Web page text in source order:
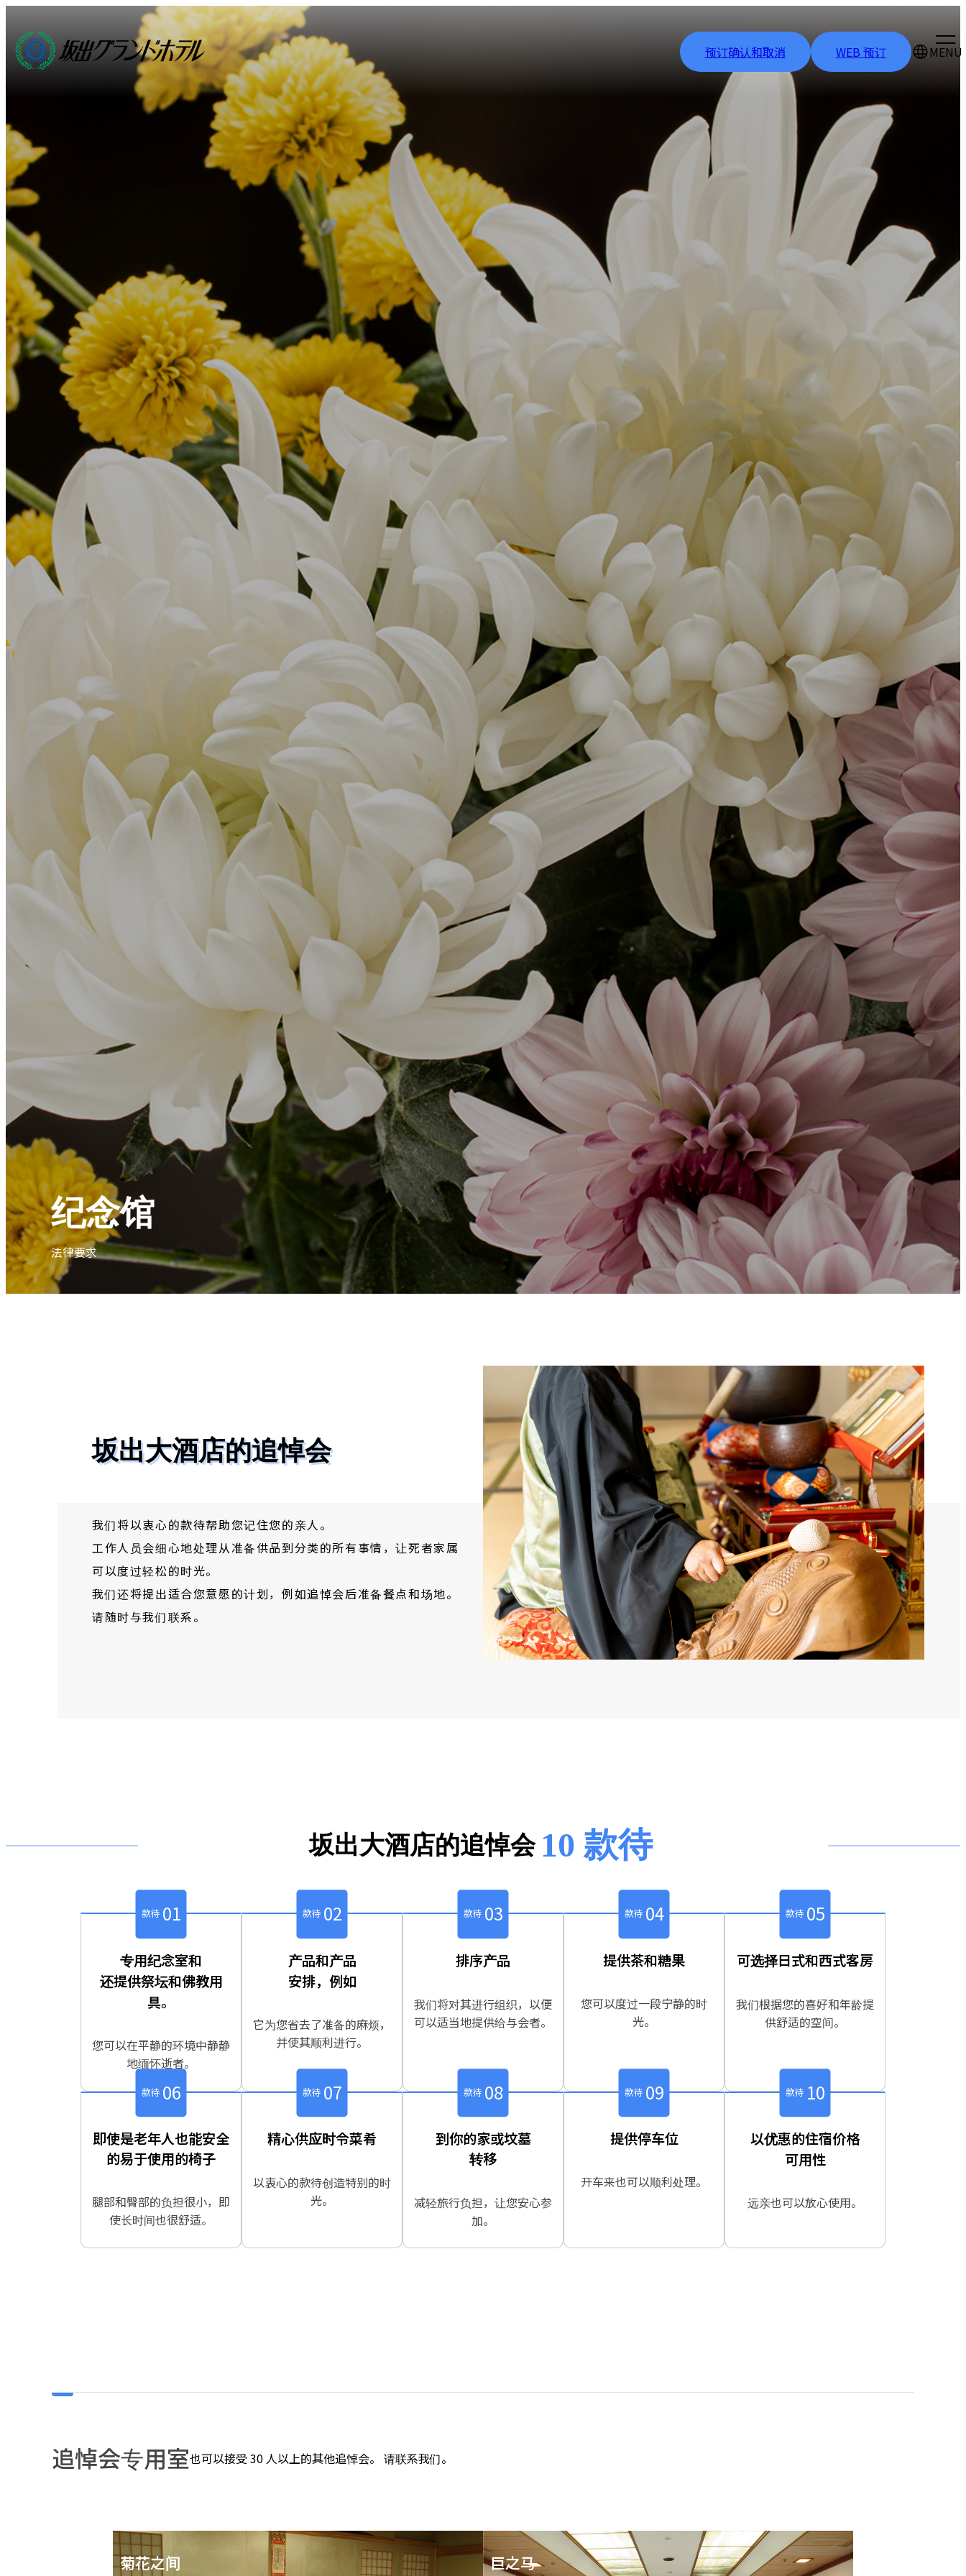
预订确认和取消 WEB 预订 MENU
纪念馆
法律要求
坂出大酒店的追悼会
我们将以衷心的款待帮助您记住您的亲人。
工作人员会细心地处理从准备供品到分类的所有事情，让死者家属
可以度过轻松的时光。
我们还将提出适合您意愿的计划，例如追悼会后准备餐点和场地。
请随时与我们联系。
坂出大酒店的追悼会 10 款待
款待 01
专用纪念室和
还提供祭坛和佛教用
具。
您可以在平静的环境中静静
地缅怀逝者。
款待 02
产品和产品
安排，例如
它为您省去了准备的麻烦，
并使其顺利进行。
款待 03
排序产品
我们将对其进行组织，以便
可以适当地提供给与会者。
款待 04
提供茶和糖果
您可以度过一段宁静的时
光。
款待 05
可选择日式和西式客房
我们根据您的喜好和年龄提
供舒适的空间。
款待 06
即使是老年人也能安全
的易于使用的椅子
腿部和臀部的负担很小，即
使长时间也很舒适。
款待 07
精心供应时令菜肴
以衷心的款待创造特别的时
光。
款待 08
到你的家或坟墓
转移
减轻旅行负担，让您安心参
加。
款待 09
提供停车位
开车来也可以顺利处理。
款待 10
以优惠的住宿价格
可用性
远亲也可以放心使用。
追悼会专用室也可以接受 30 人以上的其他追悼会。 请联系我们。
菊花之间 巨之马